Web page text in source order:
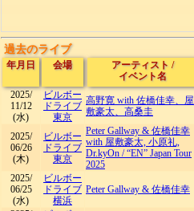
過去のライブ
年月日 会場 アーティスト /
イベント名
2025/
11/12
(水)
ビルボー
ドライブ
東京
高野寛 with 佐橋佳幸、屋
敷豪太、高桑圭
2025/
06/26
(木)
ビルボー
ドライブ
東京
Peter Gallway & 佐橋佳幸
with 屋敷豪太, 小原礼,
Dr.kyOn /“EN” Japan Tour
2025
2025/
06/25
(水)
ビルボー
ドライブ
横浜
Peter Gallway & 佐橋佳幸